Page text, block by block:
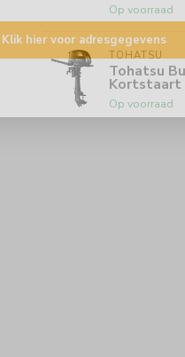
Op voorraad
TOHATSU
Tohatsu
Kortstaart
Op voorraad
Klik hier voor adresgegevens